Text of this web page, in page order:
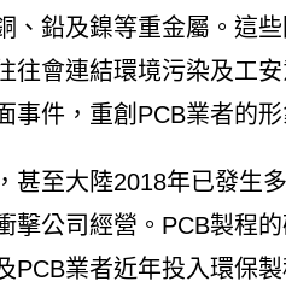
鉛及鎳等重金屬。這些
往會連結環境污染及工
件，重創PCB業者的形
甚至大陸2018年已發生
擊公司經營。PCB製程
業者近年投入環保製